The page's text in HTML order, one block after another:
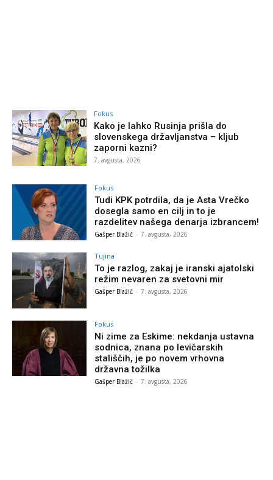
Fokus
Kako je lahko Rusinja prišla do
slovenskega državljanstva – kljub
zaporni kazni?
7. avgusta, 2026
Fokus
Tudi KPK potrdila, da je Asta Vrečko
dosegla samo en cilj in to je
razdelitev našega denarja izbrancem!
Gašper Blažič - 7. avgusta, 2026
Tujina
To je razlog, zakaj je iranski ajatolski
režim nevaren za svetovni mir
Gašper Blažič - 7. avgusta, 2026
Fokus
Ni zime za Eskime: nekdanja ustavna
sodnica, znana po levičarskih
stališčih, je po novem vrhovna
državna tožilka
Gašper Blažič - 7. avgusta, 2026